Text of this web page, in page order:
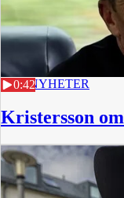
0:42
08.02NYHETER
Kristersson